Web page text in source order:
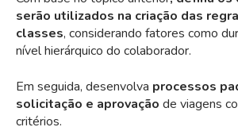
serão utilizados na criação das
classes, considerando fatores como
nível hierárquico do colaborador.
Em seguida, desenvolva processos
solicitação e aprovação de viagens
critérios.